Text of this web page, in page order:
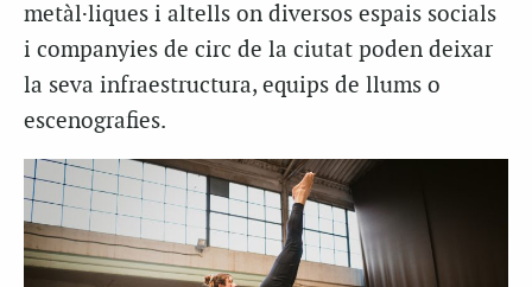
metàl·liques i altells on diversos espais socials
i companyies de circ de la ciutat poden deixar
la seva infraestructura, equips de llums o
escenografies.